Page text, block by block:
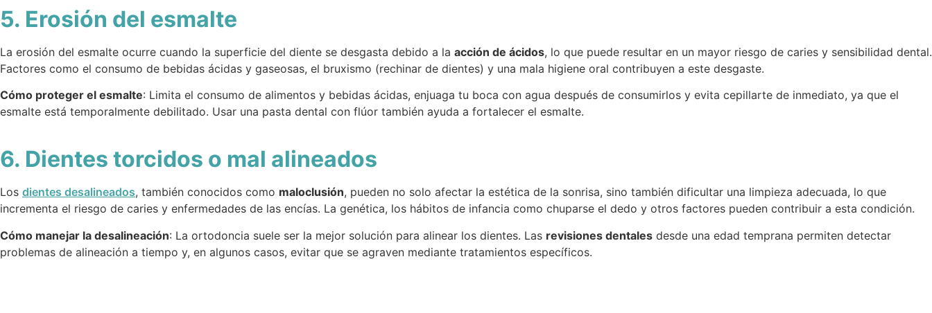
5. Erosión del esmalte
La erosión del esmalte ocurre cuando la superficie del diente se desgasta debido a la acción de ácidos, lo que puede resultar en un mayor riesgo de caries y sensibilidad dental.
Factores como el consumo de bebidas ácidas y gaseosas, el bruxismo (rechinar de dientes) y una mala higiene oral contribuyen a este desgaste.
Cómo proteger el esmalte: Limita el consumo de alimentos y bebidas ácidas, enjuaga tu boca con agua después de consumirlos y evita cepillarte de inmediato, ya que el
esmalte está temporalmente debilitado. Usar una pasta dental con flúor también ayuda a fortalecer el esmalte.
6. Dientes torcidos o mal alineados
Los dientes desalineados, también conocidos como maloclusión, pueden no solo afectar la estética de la sonrisa, sino también dificultar una limpieza adecuada, lo que
incrementa el riesgo de caries y enfermedades de las encías. La genética, los hábitos de infancia como chuparse el dedo y otros factores pueden contribuir a esta condición.
Cómo manejar la desalineación: La ortodoncia suele ser la mejor solución para alinear los dientes. Las revisiones dentales desde una edad temprana permiten detectar
problemas de alineación a tiempo y, en algunos casos, evitar que se agraven mediante tratamientos específicos.